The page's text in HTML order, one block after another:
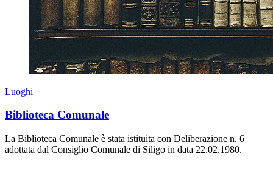
Luoghi
Biblioteca Comunale
La Biblioteca Comunale è stata istituita con Deliberazione n. 6
adottata dal Consiglio Comunale di Siligo in data 22.02.1980.